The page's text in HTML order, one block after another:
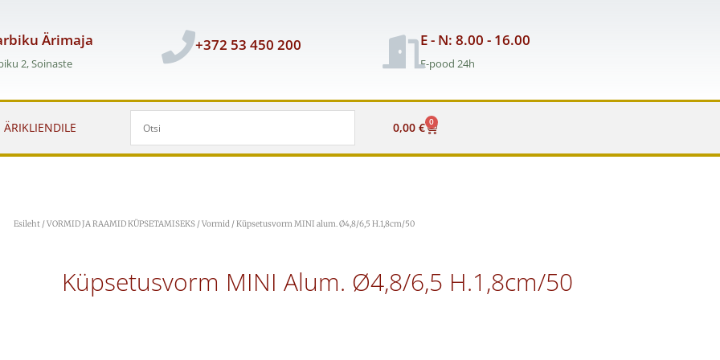
Ärimaja
2, Soinaste
+372 53 450 200 E - N: 8.00 - 16.00
E-pood 24h
ÄRIKLIENDILE 0,00 € 0
Cart
Esileht/VORMID JA RAAMID KÜPSETAMISEKS/Vormid/ Küpsetusvorm MINI alum. Ø4,8/6,5 H.1,8cm/50
Küpsetusvorm MINI Alum. Ø4,8/6,5 H.1,8cm/50